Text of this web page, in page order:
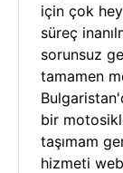
için çok
süreç
sorunsuz
tamamen
bir
taşımam
hizmeti